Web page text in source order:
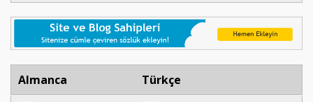
Almanca Türkçe